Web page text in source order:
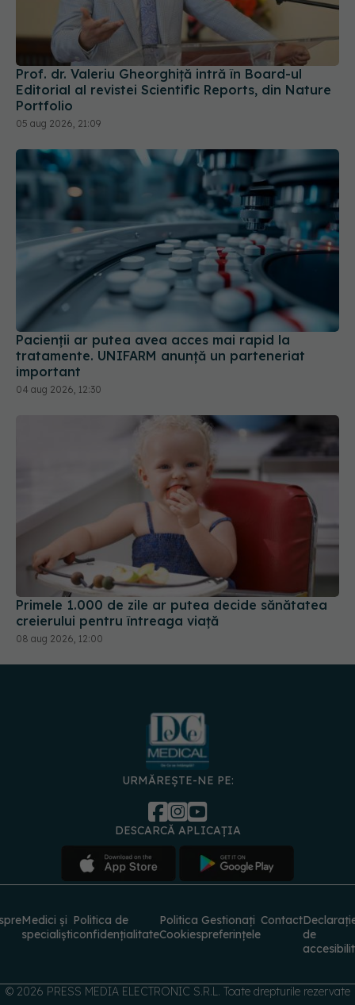
Prof. dr. Valeriu Gheorghiță intră în Board-ul
Editorial al revistei Scientific Reports, din Nature
Portfolio
05 aug 2026, 21:09
Pacienții ar putea avea acces mai rapid la
tratamente. UNIFARM anunță un parteneriat
important
04 aug 2026, 12:30
Primele 1.000 de zile ar putea decide sănătatea
creierului pentru întreaga viață
08 aug 2026, 12:00
URMĂREȘTE-NE PE:
DESCARCĂ APLICAȚIA
Medici și
Politica
Gestionați
© 2026 PRESS MEDIA ELECTRONIC S.R.L. Toate drepturile rezervate